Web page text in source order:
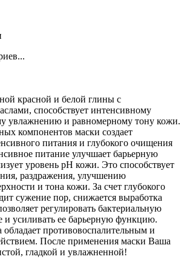
красной и белой глины с
способствует интенсивному
увлажнению и равномерному тону кожи.
компонентов маски создает
питания и глубокого очищения
питание улучшает барьерную
уровень pH кожи. Это способствует
раздражения, улучшению
и тона кожи. За счет глубокого
сужение пор, снижается выработка
регулировать бактериальную
и усиливать ее барьерную функцию.
обладает противовоспалительным и
После применения маски Ваша
гладкой и увлажненной!